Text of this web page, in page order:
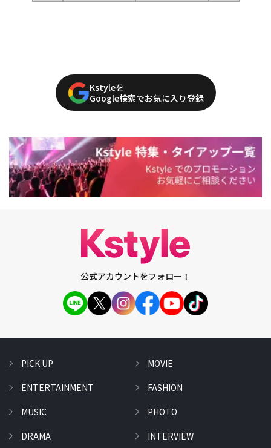
Kstyleを
Google検索でお気に入り登録
公式アカウントをフォロー！
PICK UP
ENTERTAINMENT
MUSIC
DRAMA
MOVIE
FASHION
PHOTO
INTERVIEW